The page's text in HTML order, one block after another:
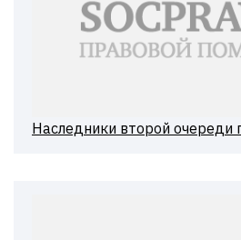
Наследники второй очереди